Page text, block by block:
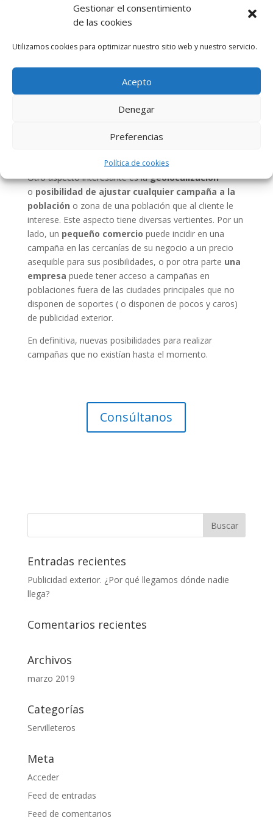
Gestionar el consentimiento
de las cookies
Utilizamos cookies para optimizar nuestro sitio web y nuestro servicio.
Acepto
Denegar
Preferencias
Política de cookies
Sencillamente que venimos a ocuparun espacio
dónde ellos ni ningún otro pueden llegar
son lugares visitados y concurridos en los que hay
cualquier tipo, al fin y al cabo hay bares y restaurantes
para todo tipo de público y de edad.
en un momento clave,
de tu anuncio desde 10′ a varias hora, ¿alguien da
Otro aspecto interesante es lageolocalización
o posibilidad de ajustar cualquier campaña a la
población o zona de una población que al cliente le
interese. Este aspecto tiene diversas vertientes. Por un
lado, un pequeño comercio puede incidir en una
campaña en las cercanías de su negocio a un precio
asequible para sus posibilidades, o por otra parte una
empresa puede tener acceso a campañas en
poblaciones fuera de las ciudades principales que no
disponen de soportes ( o disponen de pocos y caros)
de publicidad exterior.
En definitiva, nuevas posibilidades para realizar
campañas que no existían hasta el momento.
Consúltanos
Entradas recientes
Publicidad exterior. ¿Por qué llegamos dónde nadie
llega?
Comentarios recientes
Archivos
marzo 2019
Categorías
Servilleteros
Meta
Acceder
Feed de entradas
Feed de comentarios